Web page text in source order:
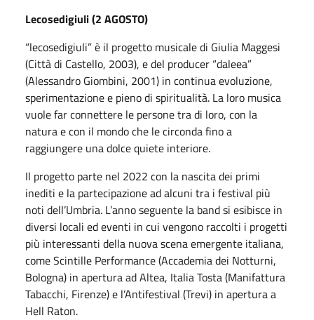
Lecosedigiuli (2 AGOSTO)
“lecosedigiuli” è il progetto musicale di Giulia Maggesi
(Città di Castello, 2003), e del producer “daleea”
(Alessandro Giombini, 2001) in continua evoluzione,
sperimentazione e pieno di spiritualità. La loro musica
vuole far connettere le persone tra di loro, con la
natura e con il mondo che le circonda fino a
raggiungere una dolce quiete interiore.
Il progetto parte nel 2022 con la nascita dei primi
inediti e la partecipazione ad alcuni tra i festival più
noti dell’Umbria. L’anno seguente la band si esibisce in
diversi locali ed eventi in cui vengono raccolti i progetti
più interessanti della nuova scena emergente italiana,
come Scintille Performance (Accademia dei Notturni,
Bologna) in apertura ad Altea, Italia Tosta (Manifattura
Tabacchi, Firenze) e l’Antifestival (Trevi) in apertura a
Hell Raton.